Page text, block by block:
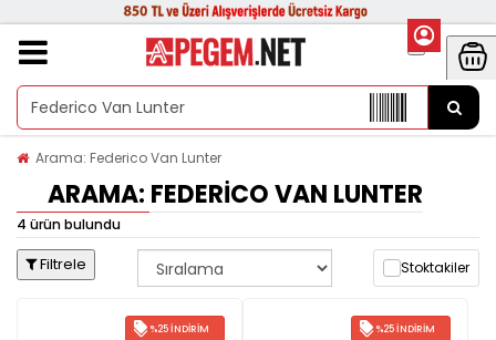
Arama: Federico Van Lunter
ARAMA: FEDERICO VAN LUNTER
4 ürün bulundu
Filtrele Stoktakiler
%25 İNDIRIM %25 İNDIRIM